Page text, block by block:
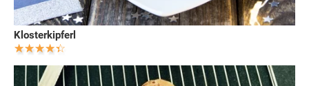
Klosterkipferl